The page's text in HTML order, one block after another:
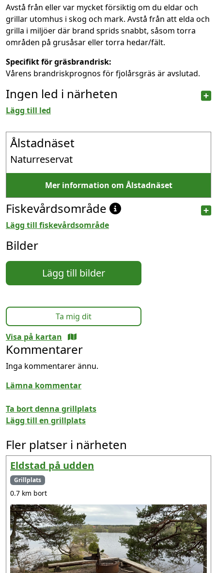
Avstå från eller var mycket försiktig om du eldar och
grillar utomhus i skog och mark. Avstå från att elda och
grilla i miljöer där brand sprids snabbt, såsom torra
områden på grusåsar eller torra hedar/fält.
Specifikt för gräsbrandrisk:
Vårens brandriskprognos för fjolårsgräs är avslutad.
Ingen led i närheten
Lägg till led
Ålstadnäset
Naturreservat
Mer information om Ålstadnäset
Fiskevårdsområde
Lägg till fiskevårdsområde
Bilder
Lägg till bilder
Ta mig dit
Visa på kartan
Kommentarer
Inga kommentarer ännu.
Lämna kommentar
Ta bort denna grillplats
Lägg till en grillplats
Fler platser i närheten
Eldstad på udden
Grillplats
0.7 km bort